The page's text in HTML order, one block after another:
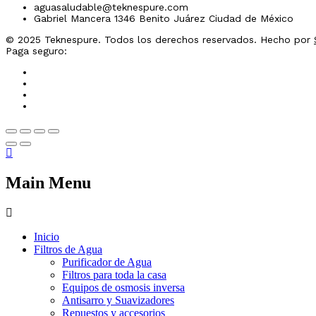
aguasaludable@teknespure.com
Gabriel Mancera 1346 Benito Juárez Ciudad de México
© 2025 Teknespure. Todos los derechos reservados. Hecho por
Paga seguro:
Main Menu
Inicio
Filtros de Agua
Purificador de Agua
Filtros para toda la casa
Equipos de osmosis inversa
Antisarro y Suavizadores
Repuestos y accesorios